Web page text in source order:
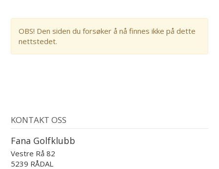
OBS! Den siden du forsøker å nå finnes ikke på dette
nettstedet.
KONTAKT OSS
Fana Golfklubb
Vestre Rå 82
5239 RÅDAL